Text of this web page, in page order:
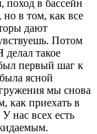
поход в бассейн
в том, как все
дают
Потом
такое
первый шаг к
ясной
мы снова
как приехать в
нас всех есть